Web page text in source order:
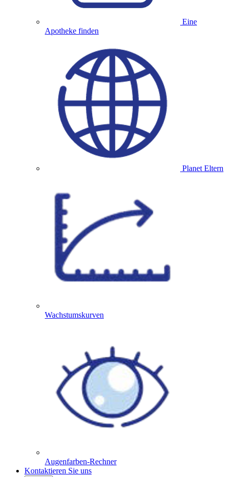
Eine
Apotheke finden
Planet Eltern
Wachstumskurven
Augenfarben-Rechner
Kontaktieren Sie uns